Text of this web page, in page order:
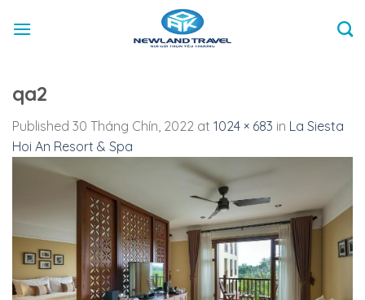
qa2
Published 30 Tháng Chín, 2022 at 1024 × 683 in La Siesta
Hoi An Resort & Spa